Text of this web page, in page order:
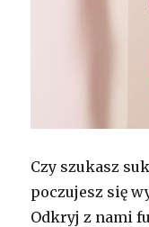
Czy szukasz
poczujesz się
Odkryj z nami